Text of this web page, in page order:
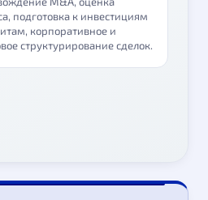
подготовка к инвестициям
корпоративное и
структурирование сделок.